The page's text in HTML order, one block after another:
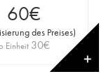
60€
des Preises)
Einheit 30€
✕